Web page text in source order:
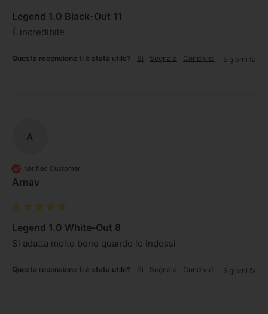
Legend 1.0 Black-Out 11
È incredibile
Questa recensione ti è stata utile? Sì Segnala Condividi 5 giorni fa
A
Verified Customer
Arnav
Legend 1.0 White-Out 8
Si adatta molto bene quando lo indossi
Questa recensione ti è stata utile? Sì Segnala Condividi 6 giorni fa